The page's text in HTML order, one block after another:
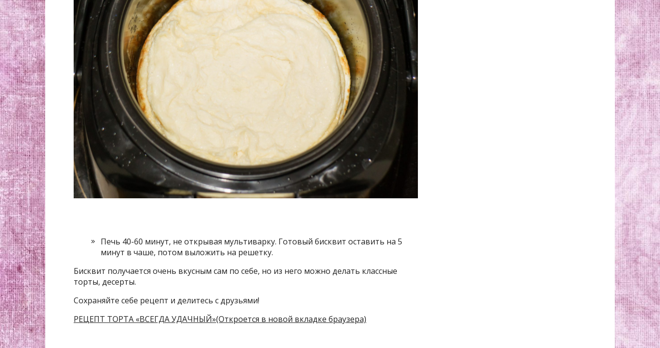
Печь 40-60 минут, не открывая мультиварку. Готовый бисквит оставить на 5
минут в чаше, потом выложить на решетку.
Бисквит получается очень вкусным сам по себе, но из него можно делать классные
торты, десерты.
Сохраняйте себе рецепт и делитесь с друзьями!
РЕЦЕПТ ТОРТА «ВСЕГДА УДАЧНЫЙ»(Откроется в новой вкладке браузера)